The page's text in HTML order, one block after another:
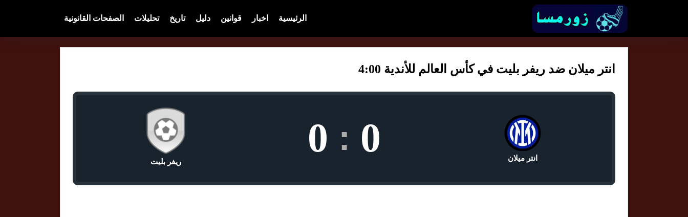
الرئيسية اخبار قوانين دليل تاريخ تحليلات الصفحات القانونية
انتر ميلان ضد ريفر بليت في كأس العالم للأندية 4:00
انتر ميلان 0
:
0
ريفر بليت